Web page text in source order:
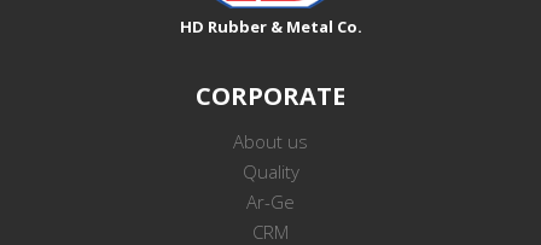
HD Rubber & Metal Co.
CORPORATE
About us
Quality
Ar-Ge
CRM